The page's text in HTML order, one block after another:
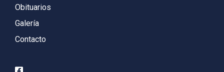
Obituarios
Galería
Contacto